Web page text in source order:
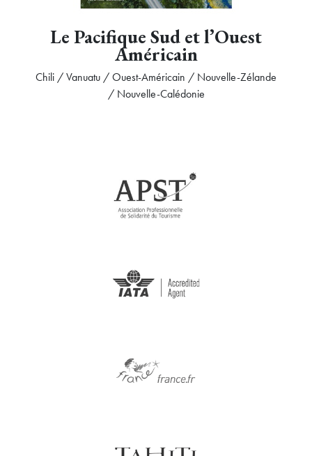
Le Pacifique Sud et l’Ouest
Américain
Chili / Vanuatu / Ouest-Américain / Nouvelle-Zélande
/ Nouvelle-Calédonie